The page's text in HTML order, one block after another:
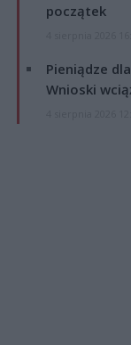
początek
Pieniądze
Wnioski